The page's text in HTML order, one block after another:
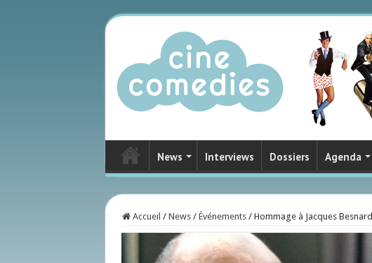
News Interviews Dossiers Agenda
Accueil / News / Événements / Hommage à Jacques Besnard